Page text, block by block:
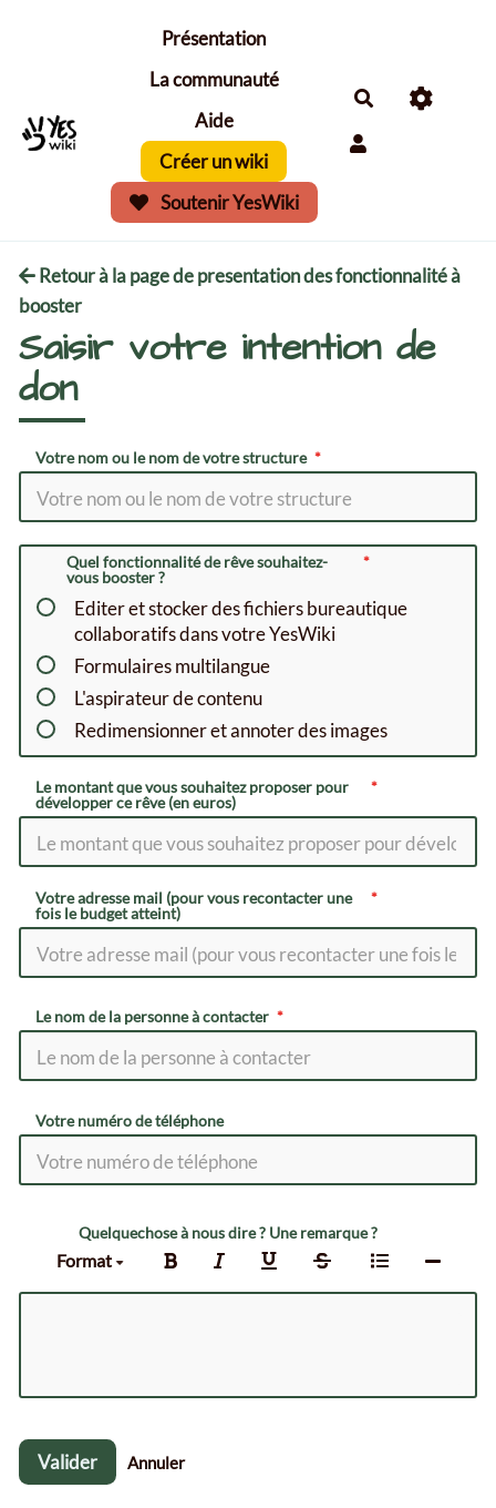
Aller au contenu principal
Présentation
La communauté
Aide
Créer un wiki
Soutenir YesWiki
Retour à la page de presentation des fonctionnalité à
booster
Saisir votre intention de
don
Votre nom ou le nom de votre structure
Quel fonctionnalité de rêve souhaitez-
vous booster ?
Editer et stocker des fichiers bureautique
collaboratifs dans votre YesWiki
Formulaires multilangue
L'aspirateur de contenu
Redimensionner et annoter des images
Le montant que vous souhaitez proposer pour
développer ce rêve (en euros)
Votre adresse mail (pour vous recontacter une
fois le budget atteint)
Le nom de la personne à contacter
Votre numéro de téléphone
Quelquechose à nous dire ? Une remarque ?
Format
Valider Annuler